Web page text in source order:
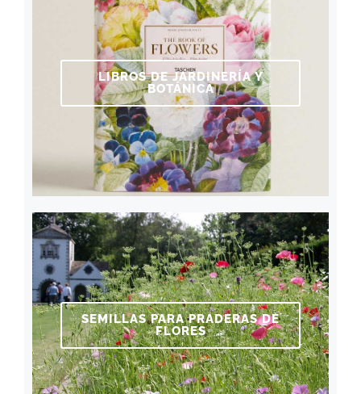
LIBROS DE JARDINERÍA Y
BOTÁNICA
SEMILLAS PARA PRADERAS DE
FLORES